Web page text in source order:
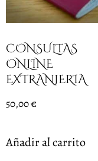
CONSULTAS
ONLINE
EXTRANJERIA
50,00€
Añadir al carrito